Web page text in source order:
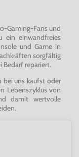
Gaming-Fans und
ein einwandfreies
und Game in
sorgfältig
repariert.
bei uns kaufst oder
Lebenszyklus von
damit wertvolle